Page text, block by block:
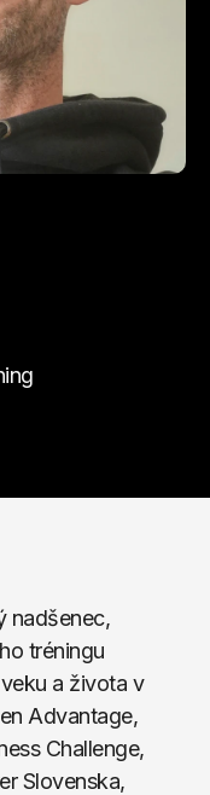
nadšenec,
tréningu
a života v
Advantage,
Challenge,
Slovenska,